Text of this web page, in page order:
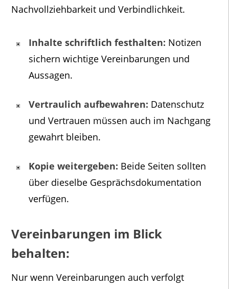
Nachvollziehbarkeit und Verbindlichkeit.
Inhalte schriftlich festhalten: Notizen
sichern wichtige Vereinbarungen und
Aussagen.
Vertraulich aufbewahren: Datenschutz
und Vertrauen müssen auch im Nachgang
gewahrt bleiben.
Kopie weitergeben: Beide Seiten sollten
über dieselbe Gesprächsdokumentation
verfügen.
Vereinbarungen im Blick
behalten:
Nur wenn Vereinbarungen auch verfolgt